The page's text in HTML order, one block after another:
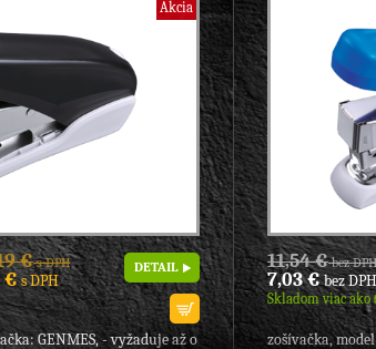
Akcia
€s DPH
€s DPH
DETAIL
GENMES, - vyžaduje až o
11,54 €bez DPH
7,03 €bez
Skladom viac ako
zošívačka,